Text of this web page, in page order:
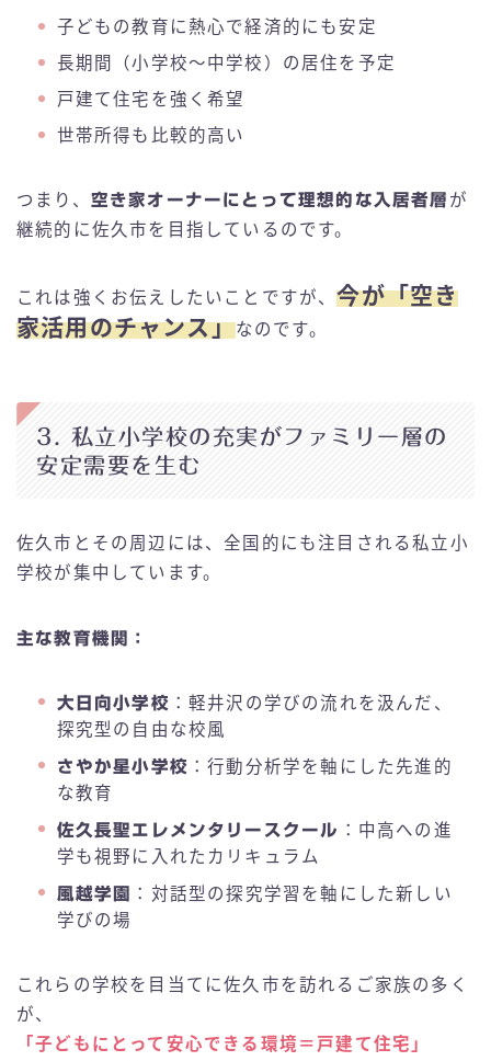
子どもの教育に熱心で経済的にも安定
長期間（小学校〜中学校）の居住を予定
戸建て住宅を強く希望
世帯所得も比較的高い
つまり、 空き家オーナーにとって理想的な入居者層 が
継続的に佐久市を目指しているのです。
これは強くお伝えしたいことですが、今が「空き
家活用のチャンス」なのです。
3. 私立小学校の充実がファミリー層の
安定需要を生む
佐久市とその周辺には、全国的にも注目される私立小
学校が集中しています。
主な教育機関：
大日向小学校 ：軽井沢の学びの流れを汲んだ、
探究型の自由な校風
さやか星小学校 ：行動分析学を軸にした先進的
な教育
佐久長聖エレメンタリースクール ：中高への進
学も視野に入れたカリキュラム
風越学園 ：対話型の探究学習を軸にした新しい
学びの場
これらの学校を目当てに佐久市を訪れるご家族の多く
が、
「子どもにとって安心できる環境＝戸建て住宅」